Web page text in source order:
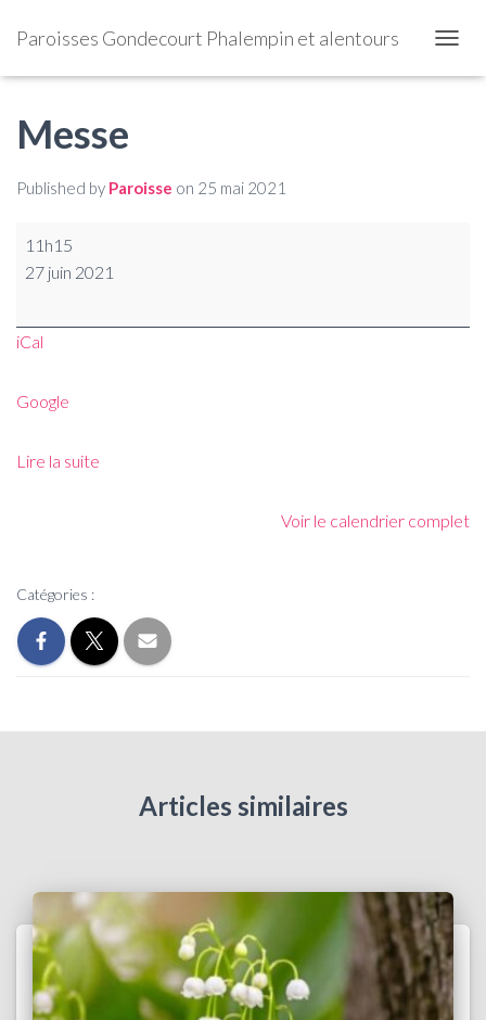
Paroisses Gondecourt Phalempin et alentours
Messe
Published by Paroisse on 25 mai 2021
11h15
27 juin 2021
iCal
Google
Lire la suite
Voir le calendrier complet
Catégories :
Articles similaires